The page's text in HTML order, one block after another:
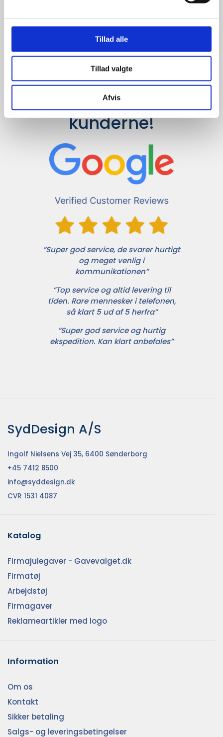
Tillad alle
Tillad valgte
Afvis
så finder vi det helt rigtige produkt
Det siger
kunderne!
”Super god service, de svarer hurtigt
og meget venlig i
kommunikationen”
”Top service og altid levering til
tiden. Rare mennesker i telefonen,
så klart 5 ud af 5 herfra”
”Super god service og hurtig
ekspedition. Kan klart anbefales”
SydDesign A/S
Ingolf Nielsens Vej 35, 6400 Sønderborg
+45 7412 8500
info@syddesign.dk
CVR 1531 4087
Katalog
Firmajulegaver - Gavevalget.dk
Firmatøj
Arbejdstøj
Firmagaver
Reklameartikler med logo
Information
Om os
Kontakt
Sikker betaling
Salgs- og leveringsbetingelser